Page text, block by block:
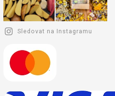
Sledovat na Instagramu